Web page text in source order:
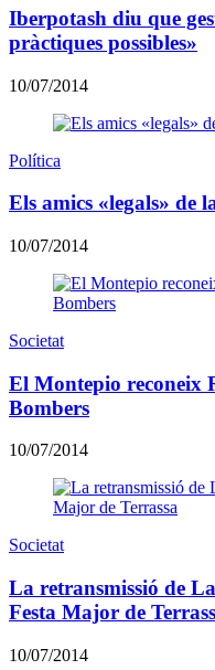
Iberpotash diu que
pràctiques possibles»
10/07/2014
Política
Els amics «legals» de
10/07/2014
Societat
El Montepio reconeix
Bombers
10/07/2014
Societat
La retransmissió de
Festa Major de
10/07/2014